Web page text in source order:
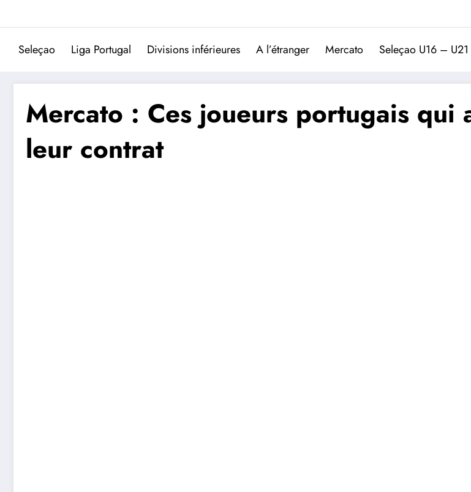
Trivela
L'actualité
Seleçao Liga Portugal Divisions inférieures A l’étranger Mercato Seleçao U16 – U21
Mercato : Ces joueurs portugais
leur contrat